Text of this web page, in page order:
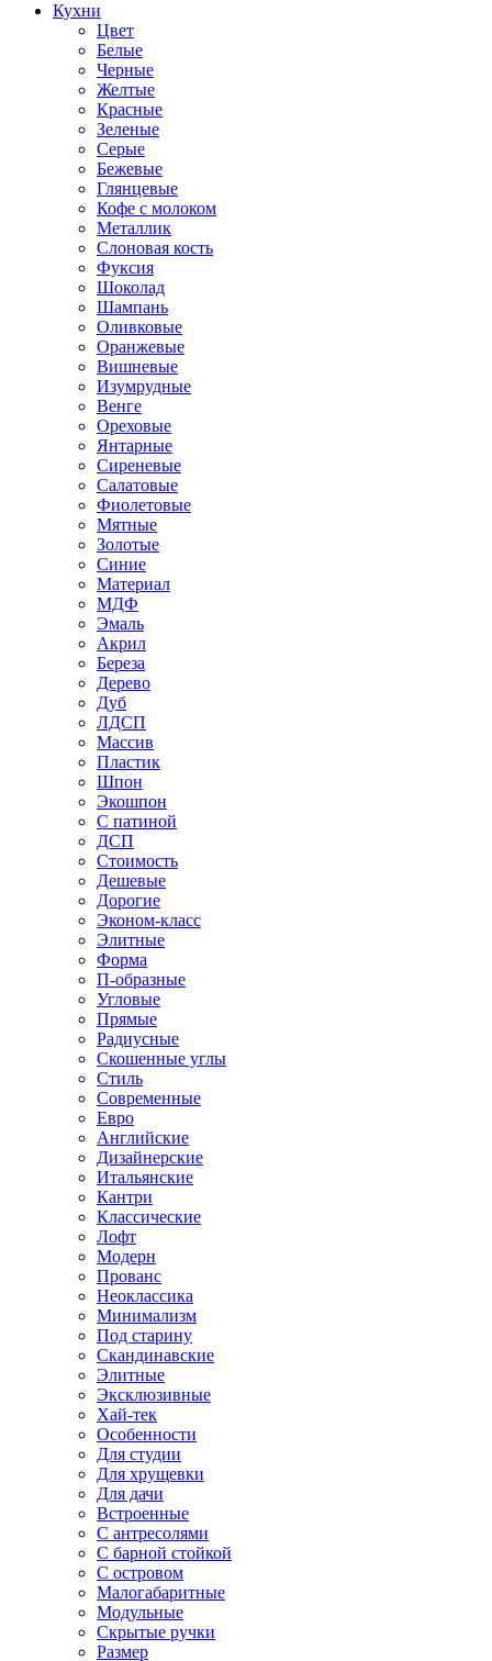
Кухни
Цвет
Белые
Черные
Желтые
Красные
Зеленые
Серые
Бежевые
Глянцевые
Кофе с молоком
Металлик
Слоновая кость
Фуксия
Шоколад
Шампань
Оливковые
Оранжевые
Вишневые
Изумрудные
Венге
Ореховые
Янтарные
Сиреневые
Салатовые
Фиолетовые
Мятные
Золотые
Синие
Материал
МДФ
Эмаль
Акрил
Береза
Дерево
Дуб
ЛДСП
Массив
Пластик
Шпон
Экошпон
С патиной
ДСП
Стоимость
Дешевые
Дорогие
Эконом-класс
Элитные
Форма
П-образные
Угловые
Прямые
Радиусные
Скошенные углы
Стиль
Современные
Евро
Английские
Дизайнерские
Итальянские
Кантри
Классические
Лофт
Модерн
Прованс
Неоклассика
Минимализм
Под старину
Скандинавские
Элитные
Эксклюзивные
Хай-тек
Особенности
Для студии
Для хрущевки
Для дачи
Встроенные
С антресолями
С барной стойкой
С островом
Малогабаритные
Модульные
Скрытые ручки
Размер